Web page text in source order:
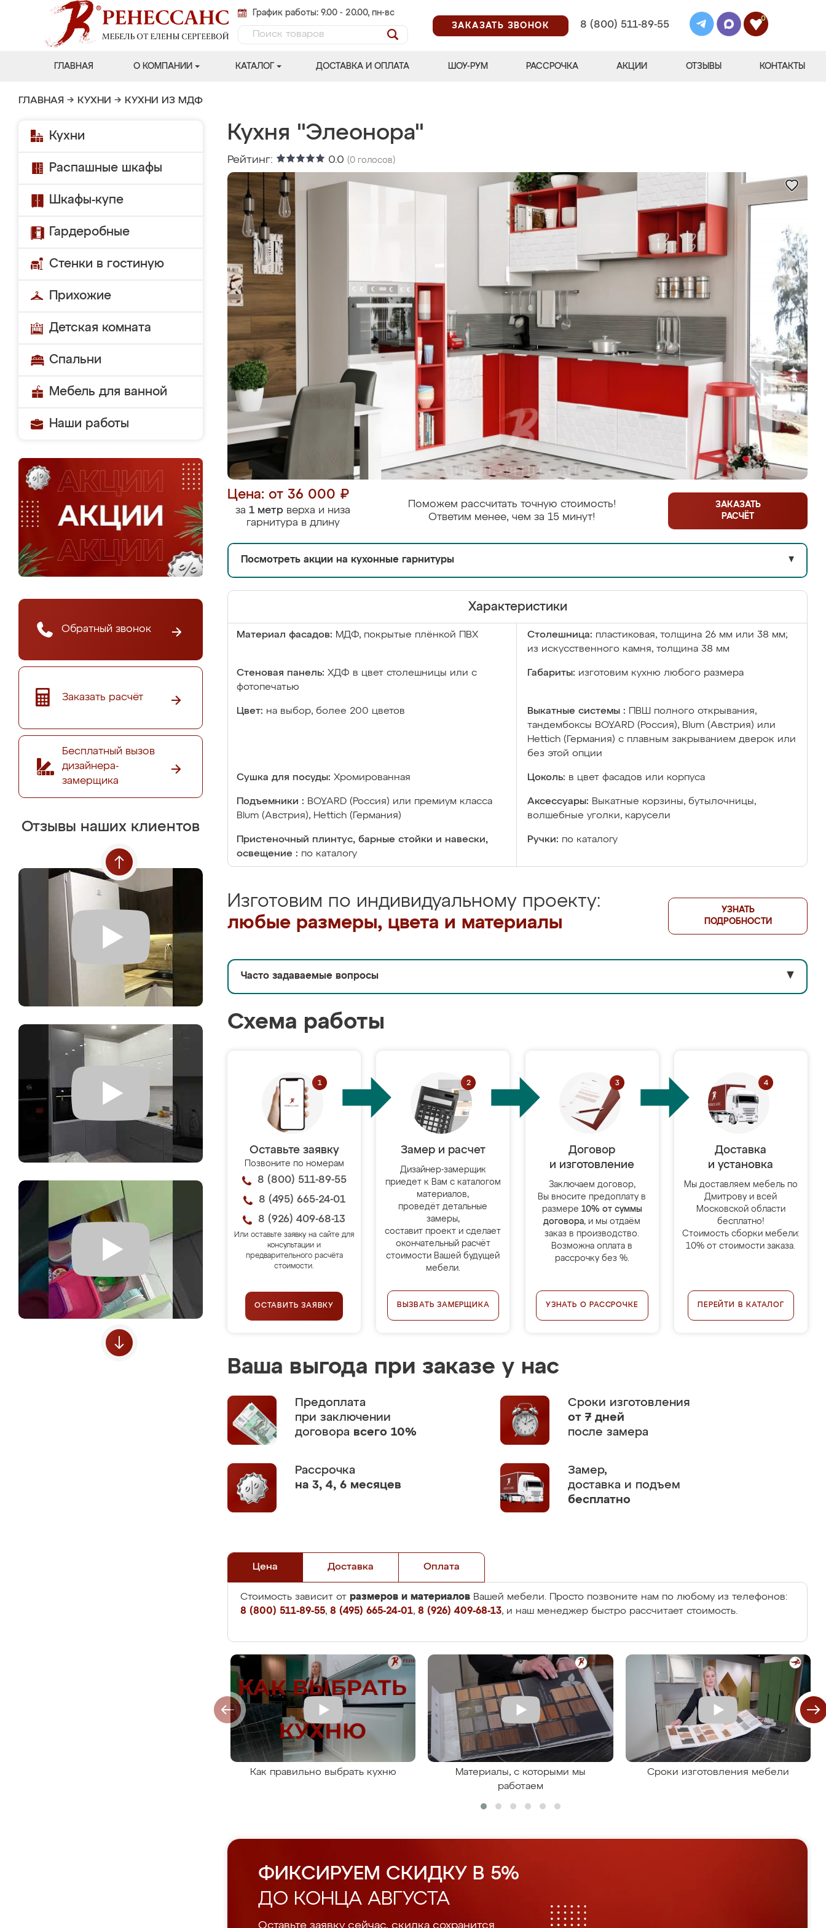
График работы: 9.00 - 20.00, пн-вс
ЗАКАЗАТЬ ЗВОНОК
8 (800) 511-89-55
0
ГЛАВНАЯ О КОМПАНИИ КАТАЛОГ ДОСТАВКА И ОПЛАТА ШОУ-РУМ РАССРОЧКА АКЦИИ ОТЗЫВЫ КОНТАКТЫ
ГЛАВНАЯ → КУХНИ → КУХНИ ИЗ МДФ
Кухни
Распашные шкафы
Шкафы-купе
Гардеробные
Стенки в гостиную
Прихожие
Детская комната
Спальни
Мебель для ванной
Наши работы
Обратный звонок
Заказать расчёт
Бесплатный вызов
дизайнера-
замерщика
Отзывы наших клиентов
Кухня "Элеонора"
Рейтинг: 0.0 (0 голосов)
Цена: от 36 000 ₽
за 1 метр верха и низа
гарнитура в длину
Поможем рассчитать точную стоимость!
Ответим менее, чем за 15 минут!
ЗАКАЗАТЬ
РАСЧЁТ
Посмотреть акции на кухонные гарнитуры ▼
Характеристики
Материал фасадов: МДФ, покрытые плёнкой ПВХ Столешница: пластиковая, толщина 26 мм или 38 мм;
из искусственного камня, толщина 38 мм
Стеновая панель: ХДФ в цвет столешницы или с
фотопечатью
Габариты: изготовим кухню любого размера
Цвет: на выбор, более 200 цветов Выкатные системы :
ПВШ полного открывания,
тандембоксы BOYARD (Россия), Blum (Австрия) или
Hettich (Германия) с плавным закрыванием дверок или
без этой опции
Сушка для посуды: Хромированная Цоколь: в цвет фасадов или корпуса
Подъемники : BOYARD (Россия) или премиум класса
Blum (Австрия), Hettich (Германия)
Аксессуары: Выкатные корзины, бутылочницы,
волшебные уголки, карусели
Пристеночный плинтус, барные стойки и навески,
освещение : по каталогу
Ручки: по каталогу
Изготовим по индивидуальному проекту:
любые размеры, цвета и материалы
УЗНАТЬ
ПОДРОБНОСТИ
Часто задаваемые вопросы ▼
Схема работы
Оставьте заявку
Позвоните по номерам
8 (800) 511-89-55
8 (495) 665-24-01
8 (926) 409-68-13
Или оставьте заявку на сайте для
консультации и
предварительного расчёта
стоимости.
ОСТАВИТЬ ЗАЯВКУ
Замер и расчет
Дизайнер-замерщик
приедет к Вам с каталогом
материалов,
проведёт детальные
замеры,
составит проект и сделает
окончательный расчёт
стоимости Вашей будущей
мебели.
ВЫЗВАТЬ ЗАМЕРЩИКА
Договор
и изготовление
Заключаем договор,
Вы вносите предоплату в
размере 10% от суммы
договора, и мы отдаём
заказ в производство.
Возможна оплата в
рассрочку без %.
УЗНАТЬ О РАССРОЧКЕ
Доставка
и установка
Мы доставляем мебель по
Дмитрову и всей
Московской области
бесплатно!
Стоимость сборки мебели:
10% от стоимости заказа.
ПЕРЕЙТИ В КАТАЛОГ
Ваша выгода при заказе у нас
Предоплата
при заключении
договора всего 10%
Сроки изготовления
от 7 дней
после замера
Рассрочка
на 3, 4, 6 месяцев
Замер,
доставка и подъем
бесплатно
Цена Доставка Оплата
Стоимость зависит от размеров и материалов Вашей мебели. Просто позвоните нам по любому из телефонов:
8 (800) 511-89-55, 8 (495) 665-24-01, 8 (926) 409-68-13, и наш менеджер быстро рассчитает стоимость.
Как правильно выбрать кухню
Материалы, с которыми мы
работаем
Сроки изготовления мебели
ФИКСИРУЕМ СКИДКУ В 5%
ДО КОНЦА АВГУСТА
Оставьте заявку сейчас, скидка сохранится.